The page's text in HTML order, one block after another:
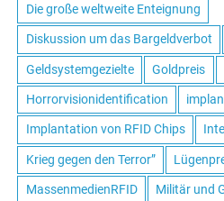
Die große weltweite Enteignung
Diskussion um das Bargeldverbot
Geldsystemgezielte Goldpreis
Horrorvisionidentification
Implantation von RFID Chips
Krieg gegen den Terror”
MassenmedienRFID Militär und